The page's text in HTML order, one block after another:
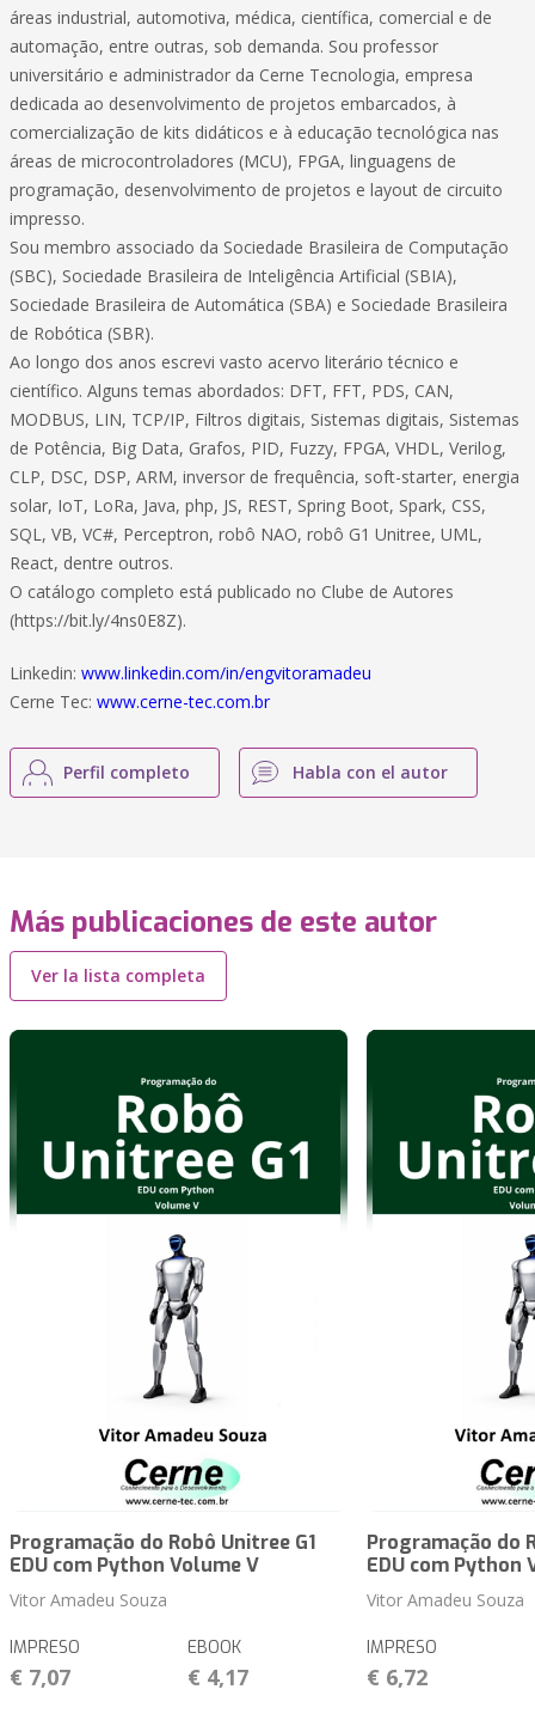
áreas industrial, automotiva, médica, científica, comercial e de
automação, entre outras, sob demanda. Sou professor
universitário e administrador da Cerne Tecnologia, empresa
dedicada ao desenvolvimento de projetos embarcados, à
comercialização de kits didáticos e à educação tecnológica nas
áreas de microcontroladores (MCU), FPGA, linguagens de
programação, desenvolvimento de projetos e layout de circuito
impresso.
Sou membro associado da Sociedade Brasileira de Computação
(SBC), Sociedade Brasileira de Inteligência Artificial (SBIA),
Sociedade Brasileira de Automática (SBA) e Sociedade Brasileira
de Robótica (SBR).
Ao longo dos anos escrevi vasto acervo literário técnico e
científico. Alguns temas abordados: DFT, FFT, PDS, CAN,
MODBUS, LIN, TCP/IP, Filtros digitais, Sistemas digitais, Sistemas
de Potência, Big Data, Grafos, PID, Fuzzy, FPGA, VHDL, Verilog,
CLP, DSC, DSP, ARM, inversor de frequência, soft-starter, energia
solar, IoT, LoRa, Java, php, JS, REST, Spring Boot, Spark, CSS,
SQL, VB, VC#, Perceptron, robô NAO, robô G1 Unitree, UML,
React, dentre outros.
O catálogo completo está publicado no Clube de Autores
(https://bit.ly/4ns0E8Z).
Linkedin: www.linkedin.com/in/engvitoramadeu
Cerne Tec: www.cerne-tec.com.br
Perfil completo Habla con el autor
Más publicaciones de este autor
Ver la lista completa
Programação do Robô Unitree G1
EDU com Python Volume V
Vitor Amadeu Souza
IMPRESO
€ 7,07
EBOOK
€ 4,17
Programação do
EDU com Python
Vitor Amadeu Souza
IMPRESO
€ 6,72